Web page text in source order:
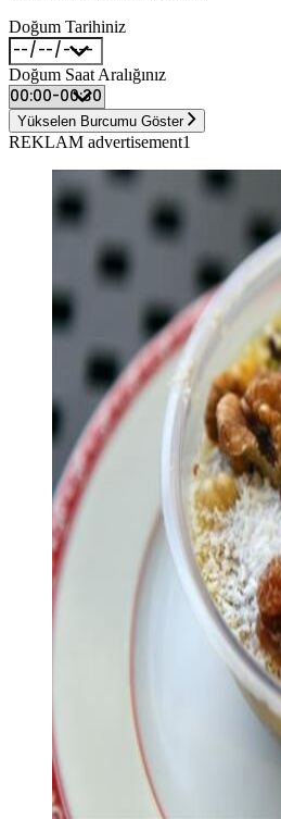
Doğum Tarihiniz
Doğum Saat Aralığınız
Yükselen Burcumu Göster
REKLAM advertisement1